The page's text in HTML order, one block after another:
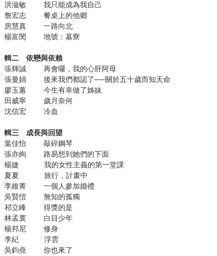
洪滋敏 我只能成為我自己
詹宏志 餐桌上的他鄉
房慧真 一路向北
楊富閔 地號：墓寮
輯二 依戀與依賴
張輝誠 再會囉，我的心肝阿母
張曼娟 後來我們都認了──關於五十歲而知天命
廖玉蕙 今生有幸做了姊妹
田威寧 歲月奈何
沈信宏 冷血
輯三 成長與回望
葉佳怡 敲碎鋼琴
張亦絢 路易想到她們的下面
楊婕 我的女性主義的第一堂課
夏夏 旅行，計畫中
李維菁 一個人參加婚禮
吳賢愷 無知的孤獨
祁立峰 得獎的是
林孟寰 白目少年
楊邦尼 修身
李紀 浮雲
吳鈞堯 你也來了